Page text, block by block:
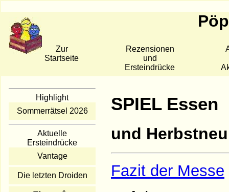
Zur
Startseite
Rezensionen
und
Ersteindrücke
Highlight
Sommerrätsel 2026
Aktuelle
Ersteindrücke
Vantage
Die letzten Droiden
SPIEL Essen
und
Fazit der Messe